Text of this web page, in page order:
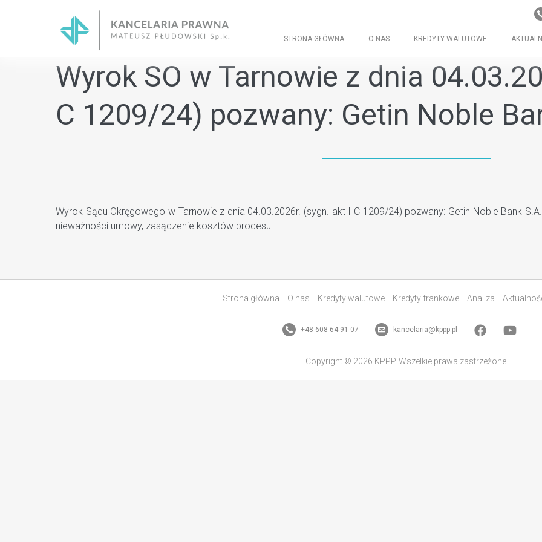
STRONA GŁÓWNA O NAS KREDYTY WALUTOWE
Wyrok SO w Tarnowie z dnia
C 1209/24) pozwany: Getin Noble
Wyrok Sądu Okręgowego w Tarnowie z dnia 04.03.2026r. (sygn. akt I C 1209/24) pozwany: Getin Noble Bank
nieważności umowy, zasądzenie kosztów procesu.
Strona główna O nas Kredyty walutowe Kredyty frankowe Analiza
+48 608 64 91 07 kancelaria@kppp.pl
Copyright © 2026 KPPP. Wszelkie prawa zastrzeżone.